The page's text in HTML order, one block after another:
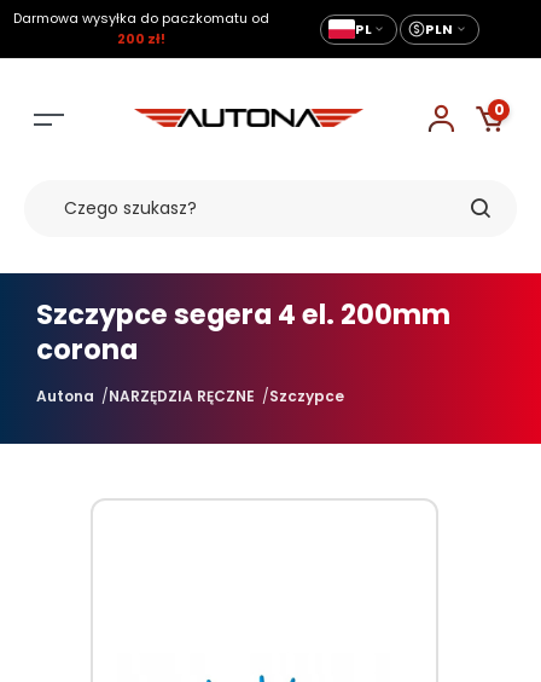
Darmowa wysyłka do paczkomatu od
200 zł!
PL PLN
0
Szczypce segera 4 el. 200mm
corona
Autona NARZĘDZIA RĘCZNE Szczypce